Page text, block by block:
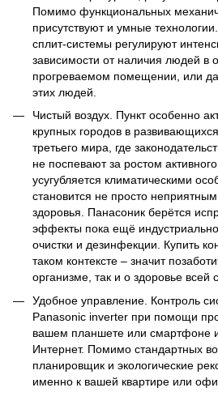
Помимо функциональных
присутствуют и умные
сплит-системы регулируют
зависимости от наличия людей в
прогреваемом помещении, или
этих людей.
Чистый воздух. Пункт особенно
крупных городов в
третьего мира, где
не поспевают за ростом
усугубляется климатическими
становится не просто
здоровья. Панасоник берётся
эффекты пока ещё
очистки и дезинфекции. Купить
таком контексте – значит
организме, так и о здоровье всей
Удобное управление. Контроль
Panasonic inverter при помощи
вашем планшете или смартфоне и
Интернет. Помимо стандартных
планировщик и экологические
именно к вашей квартире или